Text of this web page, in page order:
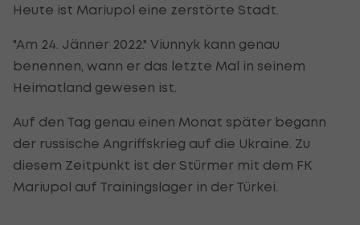
Heute ist Mariupol eine zerstörte Stadt.
"Am 24. Jänner 2022." Viunnyk kann genau
benennen, wann er das letzte Mal in seinem
Heimatland gewesen ist.
Auf den Tag genau einen Monat später begann
der russische Angriffskrieg auf die Ukraine. Zu
diesem Zeitpunkt ist der Stürmer mit dem FK
Mariupol auf Trainingslager in der Türkei.